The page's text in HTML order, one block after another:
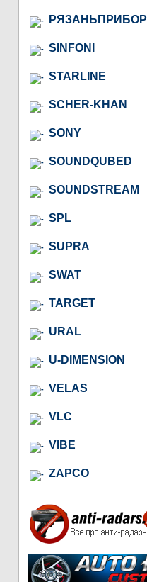
РЯЗАНЬПРИБОР
SINFONI
STARLINE
SCHER-KHAN
SONY
SOUNDQUBED
SOUNDSTREAM
SPL
SUPRA
SWAT
TARGET
URAL
U-DIMENSION
VELAS
VLC
VIBE
ZAPCO